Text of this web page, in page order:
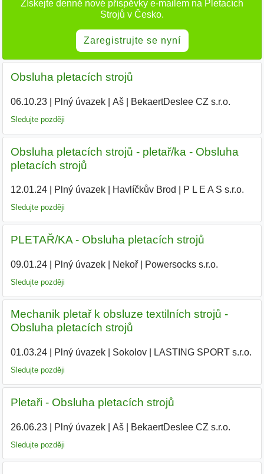
Získejte denně nové příspěvky e-mailem na Pletacích
Strojů v Česko.
Zaregistrujte se nyní
Obsluha pletacích strojů
06.10.23| Plný úvazek| Aš| BekaertDeslee CZ s.r.o.
Sledujte později
Obsluha pletacích strojů - pletař/ka - Obsluha
pletacích strojů
12.01.24| Plný úvazek| Havlíčkův Brod P L E A S s.r.o.
Sledujte později
PLETAŘ/KA - Obsluha pletacích strojů
09.01.24| Plný úvazek| Nekoř| Powersocks s.r.o.
Sledujte později
Mechanik pletař k obsluze textilních strojů -
Obsluha pletacích strojů
01.03.24| Plný úvazek| Sokolov| LASTING SPORT s.r.o.
Sledujte později
Pletaři - Obsluha pletacích strojů
26.06.23| Plný úvazek| Aš| BekaertDeslee CZ s.r.o.
Sledujte později